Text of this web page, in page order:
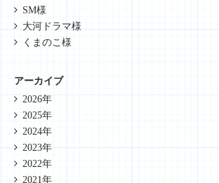
SM様
大河ドラマ様
くまのこ様
アーカイブ
2026年
2025年
2024年
2023年
2022年
2021年